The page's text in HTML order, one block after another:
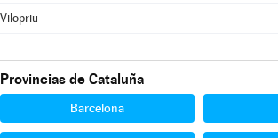
Vilopriu
Provincias de Cataluña
Barcelona